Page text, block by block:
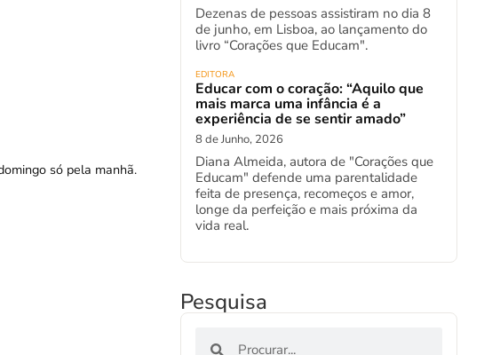
só pela manhã.
Dezenas de pessoas assistiram no dia 8
de junho, em Lisboa, ao lançamento do
livro “Corações que Educam".
EDITORA
Educar com o coração: “Aquilo que
mais marca uma infância é a
experiência de se sentir amado”
8 de Junho, 2026
Diana Almeida, autora de "Corações que
Educam" defende uma parentalidade
feita de presença, recomeços e amor,
longe da perfeição e mais próxima da
vida real.
Pesquisa